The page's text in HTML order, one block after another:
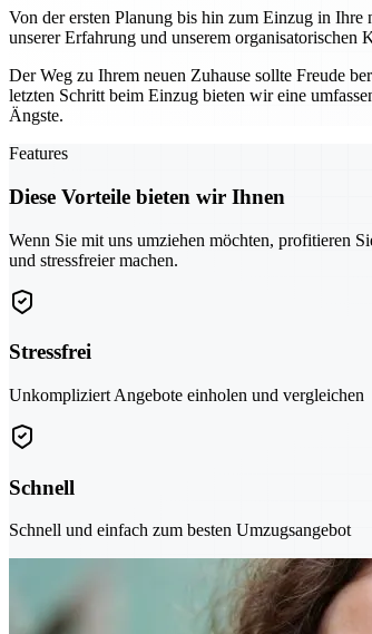
Von der ersten Planung bis hin zum Einzug in
unserer Erfahrung und unserem
Der Weg zu Ihrem neuen Zuhause sollte Freude
letzten Schritt beim Einzug bieten wir eine
Ängste.
Features
Diese Vorteile bieten wir Ihnen
Wenn Sie mit uns umziehen möchten, profitieren
und stressfreier machen.
Stressfrei
Unkompliziert Angebote einholen und vergleichen
Schnell
Schnell und einfach zum besten Umzugsangebot